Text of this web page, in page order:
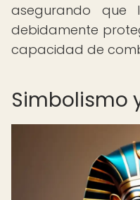
asegurando que
debidamente
capacidad de
Simbolismo